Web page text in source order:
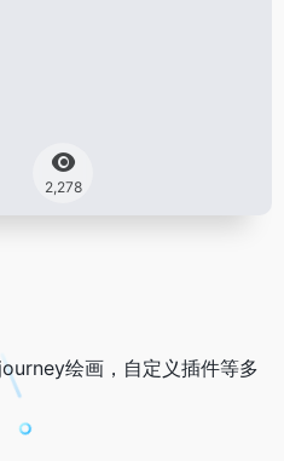
2,278
绘画，自定义插件等多